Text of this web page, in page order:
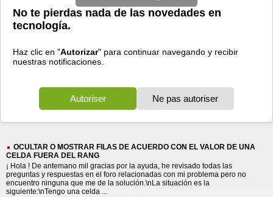
acuerdo con
4104 resultados Ordenar por fecha-Ordenar por pertinencia
OCULTAR O MOSTRAR FILAS DE ACUERDO CON EL VALOR DE UNA
CELDA FUERA DEL RANG
¡ Hola ! De antemano mil gracias por la ayuda, he revisado todas las
preguntas y respuestas en el foro relacionadas con mi problema pero no
encuentro ninguna que me de la solución.\nLa situación es la
siguiente:\nTengo una celda ...